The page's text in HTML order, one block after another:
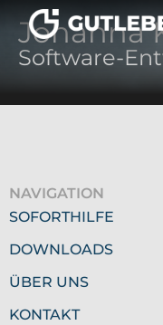
Johanna
Software-
NAVIGATION
SOFORTHILFE
DOWNLOADS
ÜBER UNS
KONTAKT